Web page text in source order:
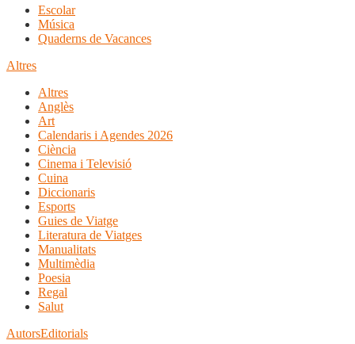
Escolar
Música
Quaderns de Vacances
Altres
Altres
Anglès
Art
Calendaris i Agendes 2026
Ciència
Cinema i Televisió
Cuina
Diccionaris
Esports
Guies de Viatge
Literatura de Viatges
Manualitats
Multimèdia
Poesia
Regal
Salut
AutorsEditorials